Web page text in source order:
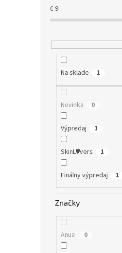
€9
Na sklade 1
Novinka 0
Výpredaj 1
SkinL♥vers 1
Finálny výpredaj 1
Značky
Anua 0